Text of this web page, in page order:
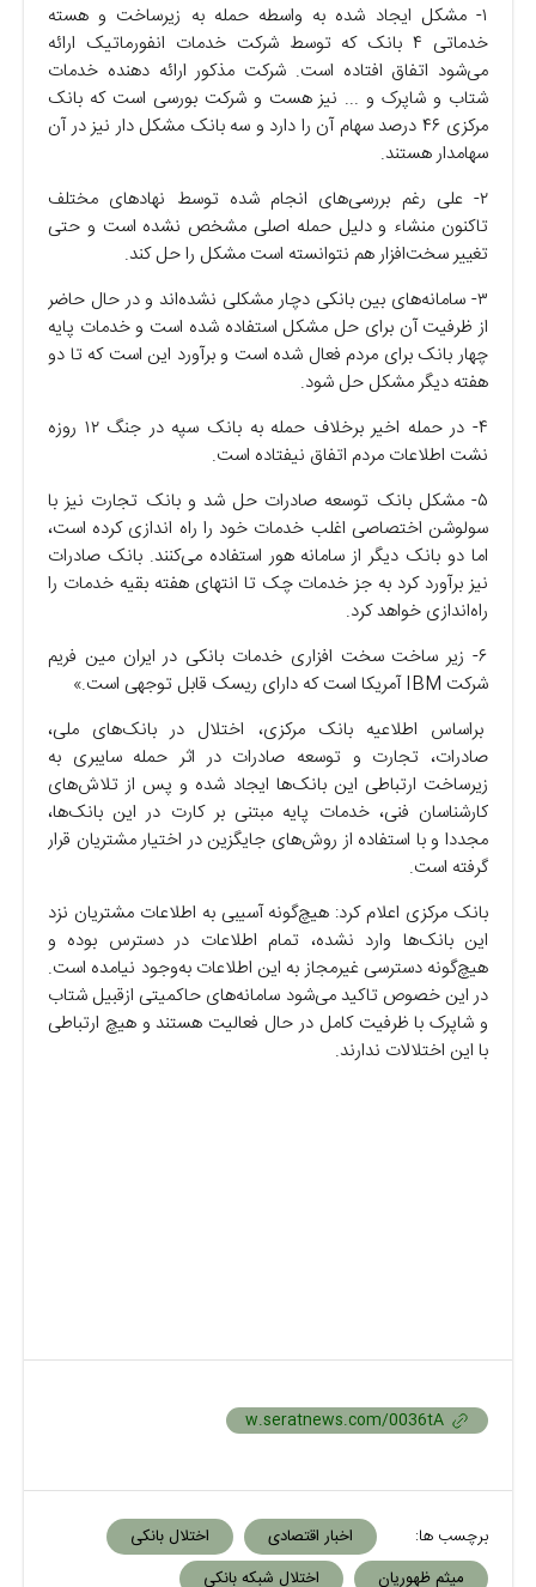
۱- مشکل ایجاد شده به واسطه حمله به زیرساخت و هسته
خدماتی ۴ بانک که توسط شرکت خدمات انفورماتیک ارائه
می‌شود اتفاق افتاده است. شرکت مذکور ارائه دهنده خدمات
شتاب و شاپرک و ... نیز هست و شرکت بورسی است که بانک
مرکزی ۴۶ درصد سهام آن را دارد و سه بانک مشکل دار نیز در آن
سهامدار هستند.
۲- علی رغم بررسی‌های انجام شده توسط نهاد‌های مختلف
تاکنون منشاء و دلیل حمله اصلی مشخص نشده است و حتی
تغییر سخت‌افزار هم نتوانسته است مشکل را حل کند.
۳- سامانه‌های بین بانکی دچار مشکلی نشده‌اند و در حال حاضر
از ظرفیت آن برای حل مشکل استفاده شده است و خدمات پایه
چهار بانک برای مردم فعال شده است و برآورد این است که تا دو
هفته دیگر مشکل حل شود.
۴- در حمله اخیر برخلاف حمله به بانک سپه در جنگ ۱۲ روزه
نشت اطلاعات مردم اتفاق نیفتاده است.
۵- مشکل بانک توسعه صادرات حل شد و بانک تجارت نیز با
سولوشن اختصاصی اغلب خدمات خود را راه اندازی کرده است،
اما دو بانک دیگر از سامانه هور استفاده می‌کنند. بانک صادرات
نیز برآورد کرد به جز خدمات چک تا انتهای هفته بقیه خدمات را
راه‌اندازی خواهد کرد.
۶- زیر ساخت سخت افزاری خدمات بانکی در ایران مین فریم
شرکت IBM آمریکا است که دارای ریسک قابل توجهی است.»
براساس اطلاعیه بانک مرکزی، اختلال در بانک‌های ملی،
صادرات، تجارت و توسعه صادرات در اثر حمله سایبری به
زیرساخت ارتباطی این بانک‌ها ایجاد شده و پس از تلاش‌های
کارشناسان فنی، خدمات پایه مبتنی بر کارت در این بانک‌ها،
مجددا و با استفاده از روش‌های جایگزین در اختیار مشتریان قرار
گرفته است.
بانک مرکزی اعلام کرد: هیچ‌گونه آسیبی به اطلاعات مشتریان نزد
این بانک‌ها وارد نشده، تمام اطلاعات در دسترس بوده و
هیچ‌گونه دسترسی غیرمجاز به این اطلاعات به‌وجود نیامده است.
در این خصوص تاکید می‌شود سامانه‌های حاکمیتی ازقبیل شتاب
و شاپرک با ظرفیت کامل در حال فعالیت هستند و هیچ ارتباطی
با این اختلالات ندارند.
برچسب ها: اخبار اقتصادی
اختلال بانکی
میثم ظهوریان
اختلال شبکه بانکی